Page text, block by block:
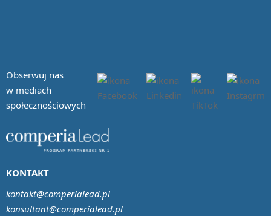
Obserwuj nas
w mediach
społecznościowych
KONTAKT
kontakt@comperialead.pl
konsultant@comperialead.pl